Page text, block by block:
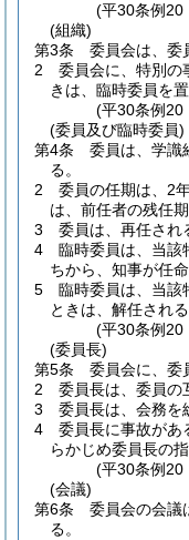
(平30条例20
(組織)
第3条
委員会は、委
2
委員会に、特別の
きは、臨時委員を
(平30条例20
(委員及び臨時委員)
第4条
委員は、学識
る。
2
委員の任期は、2
は、前任者の残任期
3
委員は、再任され
4
臨時委員は、当該
ちから、知事が任命
5
臨時委員は、当該
ときは、解任され
(平30条例20
(委員長)
第5条
委員会に、委
2
委員長は、委員の
3
委員長は、会務を
4
委員長に事故があ
らかじめ委員長の
(平30条例20
(会議)
第6条
委員会の会議
る。